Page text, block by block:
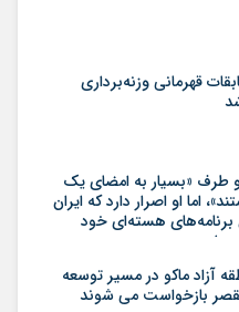
قهرمانی وزنه‌برداری
طرف «بسیار به امضای یک
اما او اصرار دارد که ایران
برنامه‌های هسته‌ای خود
آزاد ماکو در مسیر توسعه
بازخواست می شوند